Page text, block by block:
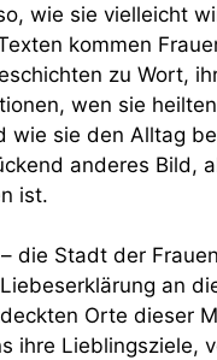
wie sie vielleicht
kommen
zu Wort,
wen sie
wie sie den Alltag
anderes Bild,
ist.
die Stadt der
an
Orte dieser
ihre Lieblingsziele,